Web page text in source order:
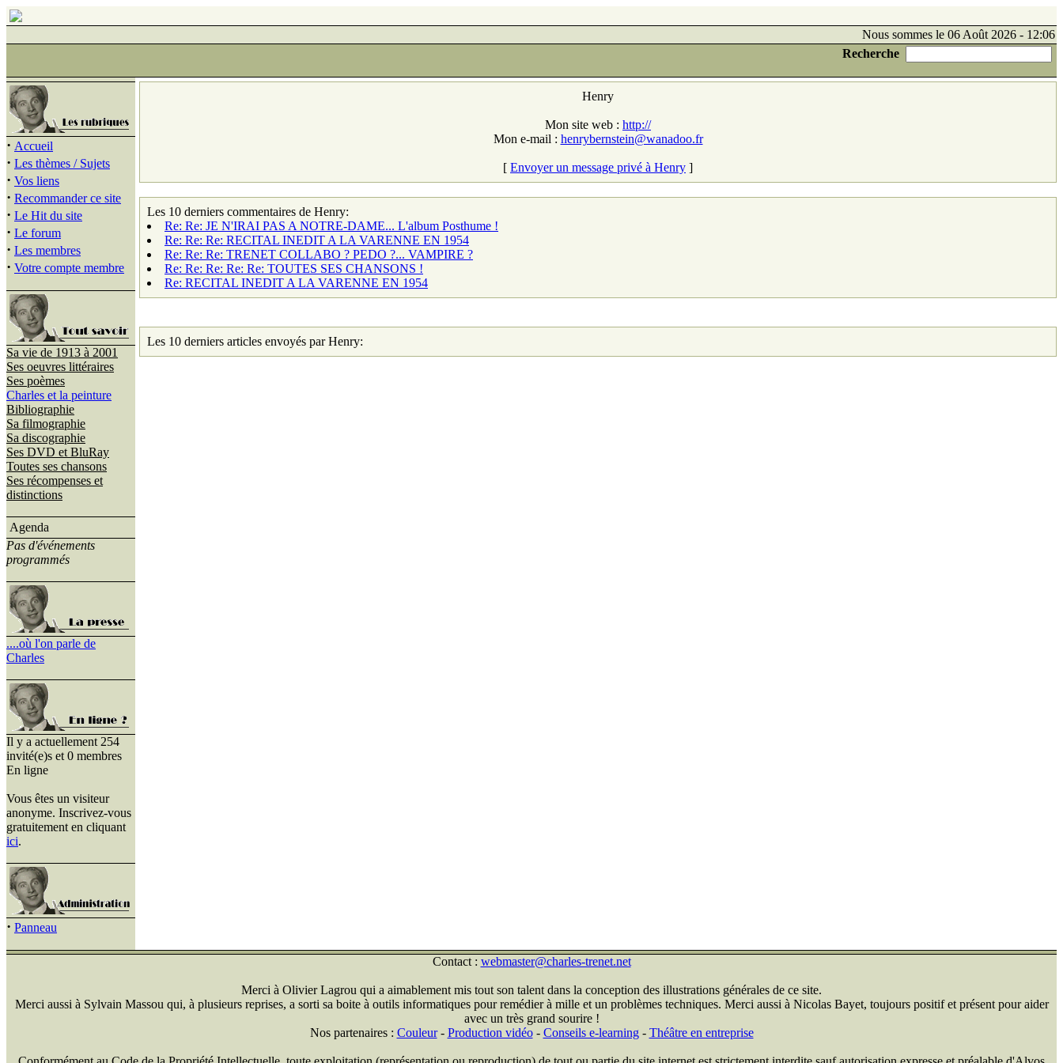
Nous sommes le 06 Août 2026 - 12:06
Recherche
· Accueil
· Les thèmes / Sujets
· Vos liens
· Recommander ce site
· Le Hit du site
· Le forum
· Les membres
· Votre compte membre
Sa vie de 1913 à 2001
Ses oeuvres littéraires
Ses poèmes
Charles et la peinture
Bibliographie
Sa filmographie
Sa discographie
Ses DVD et BluRay
Toutes ses chansons
Ses récompenses et
distinctions
Agenda
Pas d'événements
programmés
....où l'on parle de
Charles
Il y a actuellement 254
invité(e)s et 0 membres
En ligne
Vous êtes un visiteur
anonyme. Inscrivez-vous
gratuitement en cliquant
ici.
· Panneau
Henry
Mon site web : http://
Mon e-mail : henrybernstein@wanadoo.fr
[ Envoyer un message privé à Henry ]
Les 10 derniers commentaires de Henry:
Re: Re: JE N'IRAI PAS A NOTRE-DAME... L'album Posthume !
Re: Re: Re: RECITAL INEDIT A LA VARENNE EN 1954
Re: Re: Re: TRENET COLLABO ? PEDO ?... VAMPIRE ?
Re: Re: Re: Re: Re: TOUTES SES CHANSONS !
Re: RECITAL INEDIT A LA VARENNE EN 1954
Les 10 derniers articles envoyés par Henry:
Contact : webmaster@charles-trenet.net
Merci à Olivier Lagrou qui a aimablement mis tout son talent dans la conception des illustrations générales de ce site.
Merci aussi à Sylvain Massou qui, à plusieurs reprises, a sorti sa boite à outils informatiques pour remédier à mille et un problèmes techniques. Merci aussi à Nicolas Bayet, toujours positif et présent pour aider
avec un très grand sourire !
Nos partenaires : Couleur- Production vidéo- Conseils e-learning- Théâtre en entreprise